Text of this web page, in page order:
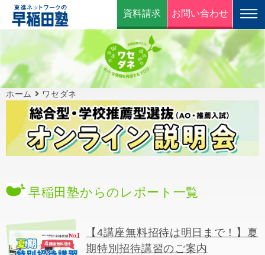
資料請求 お問い合わせ
ホーム ワセダネ
早稲田塾からのレポート一覧
【4講座無料招待は明日まで！】夏
期特別招待講習のご案内